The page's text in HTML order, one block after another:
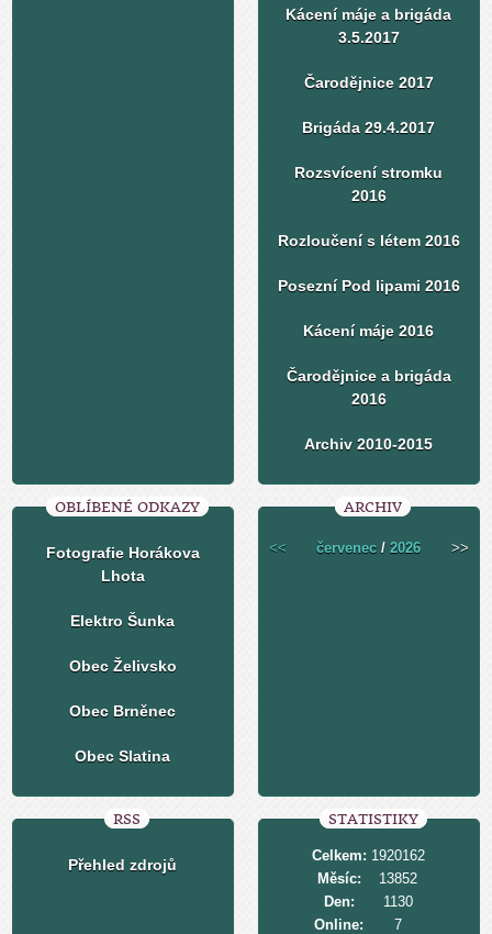
Kácení máje a brigáda
3.5.2017
Čarodějnice 2017
Brigáda 29.4.2017
Rozsvícení stromku
2016
Rozloučení s létem 2016
Posezní Pod lipami 2016
Kácení máje 2016
Čarodějnice a brigáda
2016
Archiv 2010-2015
OBLÍBENÉ ODKAZY
Fotografie Horákova
Lhota
Elektro Šunka
Obec Želivsko
Obec Brněnec
Obec Slatina
ARCHIV
<< červenec /2026 >>
RSS
Přehled zdrojů
STATISTIKY
Online: 7
Celkem: 1920162
Měsíc:
13852
Den:
1130